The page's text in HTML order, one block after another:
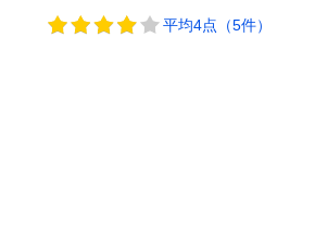
平均4点（5件）